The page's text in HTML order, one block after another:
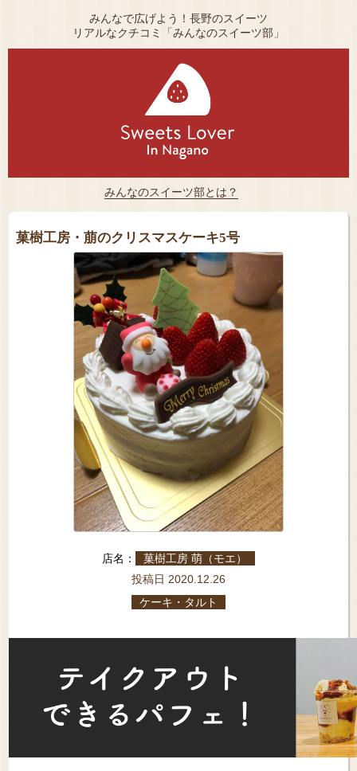
みんなで広げよう！長野のスイーツ
リアルなクチコミ「みんなのスイーツ部」
みんなのスイーツ部とは？
菓樹工房・萠のクリスマスケーキ5号
店名： 菓樹工房 萌（モエ）
投稿日 2020.12.26
ケーキ・タルト